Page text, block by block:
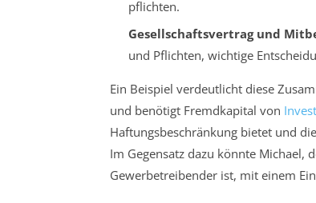
pflichten.
Gesellschaftsvertrag und
und Pflichten, wichtige
Ein Beispiel verdeutlicht diese
und benötigt Fremdkapital von
Haftungsbeschränkung bietet und
Im Gegensatz dazu könnte
Gewerbetreibender ist, mit einem